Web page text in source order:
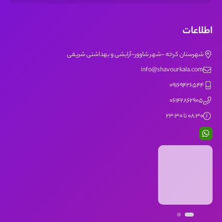
اطلاعات
شهرستان کرخه -شهر شاوور-آرایشی و بهداشتی شریفی
info@shavourkala.com
09169426544
06142862905
08:30 تا 23:30